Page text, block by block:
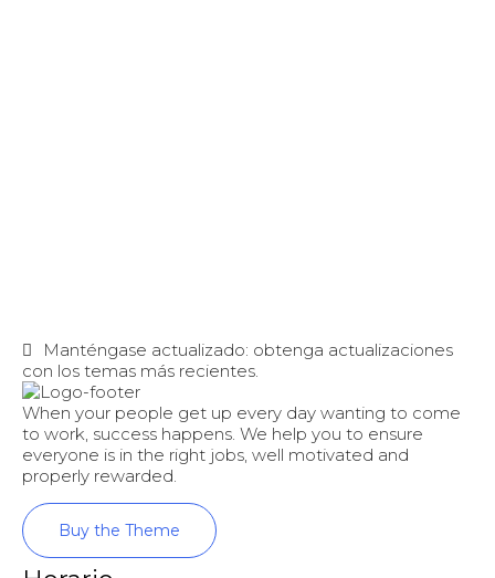
Manténgase actualizado: obtenga actualizaciones
con los temas más recientes.
When your people get up every day wanting to come
to work, success happens. We help you to ensure
everyone is in the right jobs, well motivated and
properly rewarded.
Buy the Theme